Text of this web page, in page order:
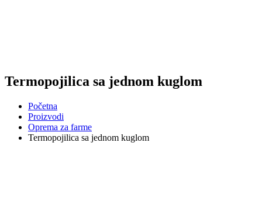
Termopojilica sa jednom kuglom
Početna
Proizvodi
Oprema za farme
Termopojilica sa jednom kuglom